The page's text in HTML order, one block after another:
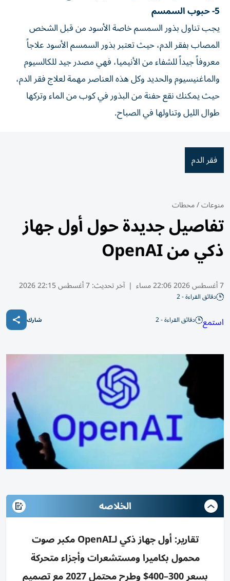
5- حبوب السمسم
يجب تناول بذور السمسم خاصة الأسود من قبل الشخص
المصاب بفقر الدم، حيث تعتبر بذور السمسم الأسود علاجاً
معروفاً جيداً للشفاء من الأنيميا، فهي مصدر جيد للكالسيوم
والماغنيسيوم والحديد وكل هذه العناصر مهمة لعلاج فقر الدم،
حيث يمكنك نقع حفنة من البذور في كوب من الماء وتركها
طوال الليل وتناولها في الصباح.
فقر الدم
منوعات/محطات
تفاصيل جديدة حول أول جهاز
ذكي من OpenAI
7 أغسطس 2026 22:06 مساء | آخر تحديث:7 أغسطس 22:15 2026
دقائق القراءة - 2
استمع دقائق القراءة - 2 شارك
الخلاصه
تقارير: أول جهاز ذكي لـOpenAI مكبر صوت
محمول بكاميرا ومستشعرات وأجزاء متحركة
بسعر 300–400$ وطرح محتمل 2027 مع تصميم